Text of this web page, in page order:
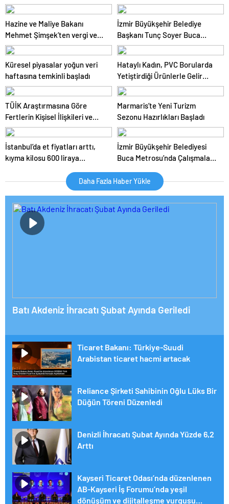
trilyon liraya ulaştı
gücünü 1200 megavata
çıkarmayı hedefliyor
Hazine ve Maliye Bakanı
Mehmet Şimşek’ten vergi ve
ekonomi açıklamaları
İzmir Büyükşehir Belediye
Başkanı Tunç Soyer Buca
Onat Tüneli çalışmalarını
inceledi
Küresel piyasalar yoğun veri
haftasına temkinli başladı
Hataylı Kadın, PVC Borularda
Yetiştirdiği Ürünlerle Gelir
Elde Ediyor
TÜİK Araştırmasına Göre
Fertlerin Kişisel İlişkileri ve
Sosyal Aktiviteleri
Marmaris’te Yeni Turizm
Sezonu Hazırlıkları Başladı
İstanbul’da et fiyatları arttı,
kıyma kilosu 600 liraya
İzmir Büyükşehir Belediyesi
Buca Metrosu’nda Çalışmaları
Daha Fazla Haber Yükle
Batı Akdeniz İhracatı Şubat Ayında Geriledi
Ticaret Bakanı: Türkiye-Suudi
Arabistan ticaret hacmi artacak
Reliance Şirketi Sahibinin Oğlu Lüks Bir
Düğün Töreni Düzenledi
Denizli İhracatı Şubat Ayında Yüzde 6,2
Arttı
Kayseri Ticaret Odası’nda düzenlenen
AB-Kayseri İş Forumu’nda yeşil
dönüşüm ve dijitalleşme vurgusu